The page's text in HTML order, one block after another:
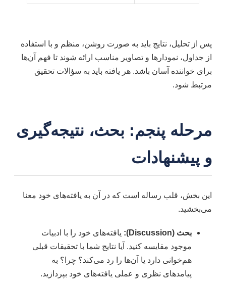
پس از تحلیل، نتایج باید به صورت روشن، منظم و با استفاده
از جداول، نمودارها و تصاویر مناسب ارائه شوند تا فهم آن‌ها
برای خواننده آسان باشد. هر یافته باید به سؤالات تحقیق
مرتبط شود.
مرحله پنجم: بحث، نتیجه‌گیری
و پیشنهادات
این بخش، قلب رساله است که در آن به یافته‌های خود معنا
می‌بخشید.
بحث (Discussion):
یافته‌های خود را با ادبیات
موجود مقایسه کنید. آیا نتایج شما با تحقیقات قبلی
هم‌خوانی دارد یا آن‌ها را رد می‌کند؟ چرا؟ به
پیامدهای نظری و عملی یافته‌های خود بپردازید.